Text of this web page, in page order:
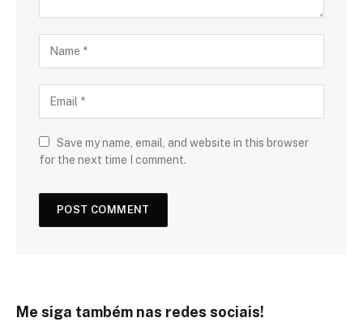
Save my name, email, and website in this browser
for the next time I comment.
Me siga também nas redes sociais!